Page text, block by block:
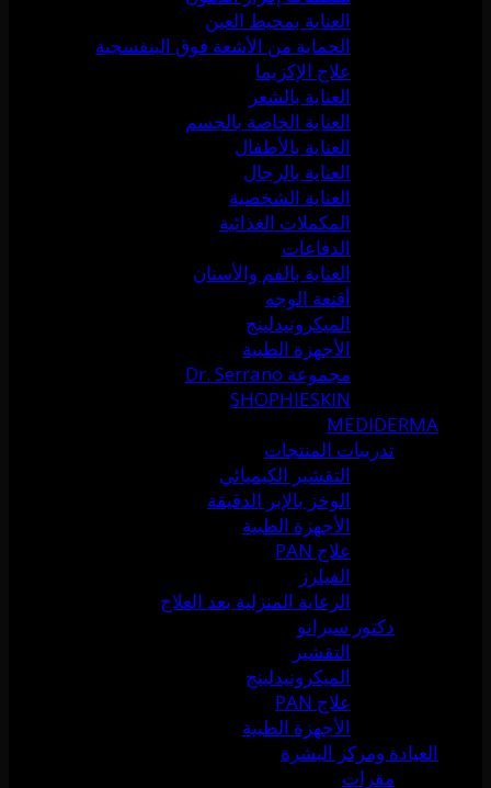
العناية بمحيط العين
الحماية من الأشعة فوق البنفسجية
علاج الإكزيما
العناية بالشعر
العناية الخاصة بالجسم
العناية بالأطفال
العناية بالرجال
العناية الشخصية
المكملات الغذائية
الدفاعات
العناية بالفم والأسنان
أقنعة الوجه
الميكرونيدلينج
الأجهزة الطبية
مجموعة Dr. Serrano
SHOPHIESKIN
MEDIDERMA
تدريبات المنتجات
التقشير الكيميائي
الوخز بالإبر الدقيقة
الأجهزة الطبية
علاج PAN
الفيلرز
الرعاية المنزلية بعد العلاج
دكتور سيرانو
التقشير
الميكرونيدلينج
علاج PAN
الأجهزة الطبية
العيادة ومركز البشرة
مقرات